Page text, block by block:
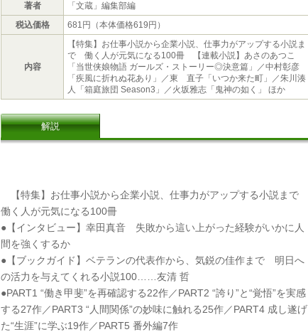
著者
「文蔵」編集部編
税込価格
681円（本体価格619円）
内容
【特集】お仕事小説から企業小説、仕事力がアップする小説ま
で 働く人が元気になる100冊 【連載小説】あさのあつこ
「当世侠娘物語 ガールズ・ストーリー◎決意篇」／中村彰彦
「疾風に折れぬ花あり」／東 直子「いつか来た町」／朱川湊
人「箱庭旅団 Season3」／火坂雅志「鬼神の如く」 ほか
解説
【特集】お仕事小説から企業小説、仕事力がアップする小説まで
働く人が元気になる100冊
●【インタビュー】幸田真音 失敗から這い上がった経験がいかに人
間を強くするか
●【ブックガイド】ベテランの代表作から、気鋭の佳作まで 明日へ
の活力を与えてくれる小説100……友清 哲
●PART1 “働き甲斐”を再確認する22作／PART2 “誇り”と“覚悟”を実感
する27作／PART3 “人間関係”の妙味に触れる25作／PART4 成し遂げ
た“生涯”に学ぶ19作／PART5 番外編7作